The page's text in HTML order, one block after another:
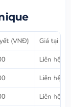
(VNĐ)
Giá tại
Liên hệ
Liên hệ
Liên hệ